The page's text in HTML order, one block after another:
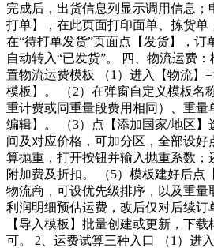
完成后，出货信息列显示调用信息
打单】，在此页面打印面单、拣货单
在“待打单发货”页面点【发货】，订
自动转入“已发货”。 四、物流运费
置物流运费模板 （1）进入【物流】
模板】。 （2）在弹窗自定义模板名
重计费或同重量段费用相同）、重量
编辑】。 （3）点【添加国家/地区】
间及对应价格，可加分区，全部设好
算抛重，打开按钮并输入抛重系数；
附加费及折扣。 （5）模板建好后点
物流商，可设优先级排序，以及重量
利润明细预估运费，改后仅对后续订
【导入模板】批量创建或更新，下
可。 2、运费试算三种入口 （1）进